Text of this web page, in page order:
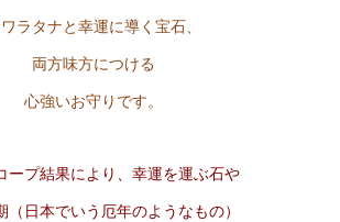
ラタナと幸運に導く宝石、
両方味方につける
心強いお守りです。
ープ結果により、幸運を運ぶ石や
（日本でいう厄年のようなもの）